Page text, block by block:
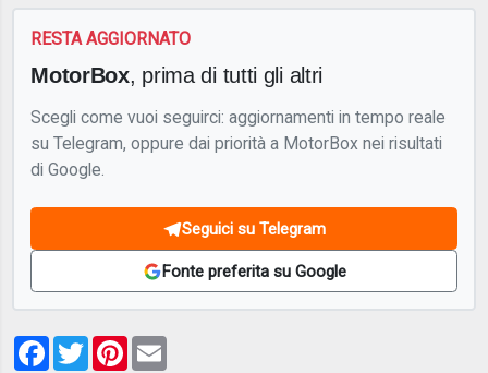
RESTA AGGIORNATO
MotorBox, prima di tutti gli altri
Scegli come vuoi seguirci: aggiornamenti in tempo reale
su Telegram, oppure dai priorità a MotorBox nei risultati
di Google.
Seguici su Telegram
Fonte preferita su Google
Facebook
TwitterPinterest